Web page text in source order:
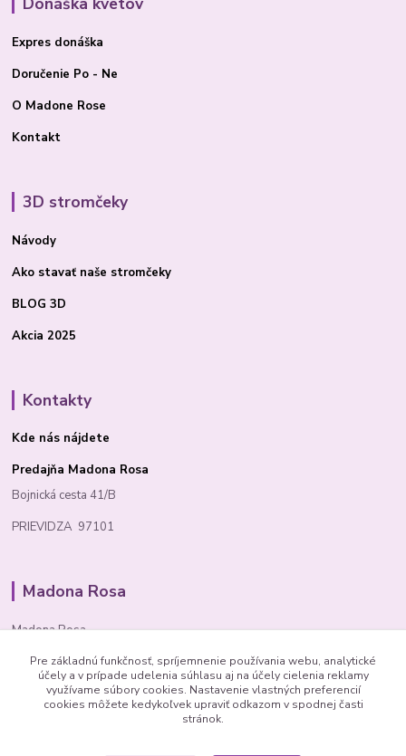
Expres donáška
Doručenie Po - Ne
O Madone Rose
Kontakt
3D stromčeky
Návody
Ako stavať naše stromčeky
BLOG 3D
Akcia 2025
Kontakty
Kde nás nájdete
Predajňa Madona Rosa
Bojnická cesta 41/B
PRIEVIDZA 97101
Madona Rosa
Madona Rosa
Richard
+421 905 276 211
Pre základnú funkčnosť, spríjemnenie používania webu, analytické
účely a v prípade udelenia súhlasu aj na účely cielenia reklamy
využívame súbory cookies. Nastavenie vlastných preferencií
cookies môžete kedykoľvek upraviť odkazom v spodnej časti
stránok.